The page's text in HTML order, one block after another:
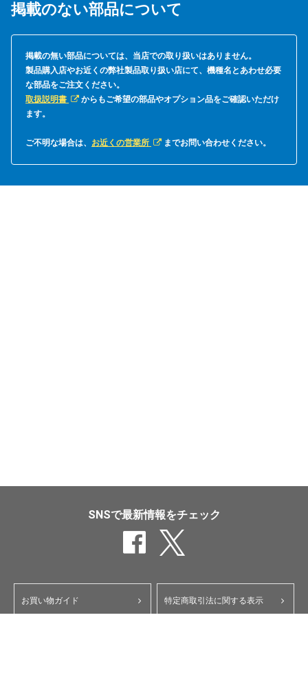
掲載のない部品について
掲載の無い部品については、当店での取り扱いはありません。
製品購入店やお近くの弊社製品取り扱い店にて、機種名とあわせ必要
な部品をご注文ください。
取扱説明書
からもご希望の部品やオプション品をご確認いただけ
ます。
ご不明な場合は、 お近くの営業所 までお問い合わせください。
SNSで最新情報をチェック
お買い物ガイド 特定商取引法に関する表示